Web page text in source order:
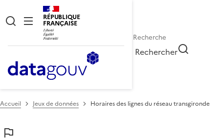
RÉPUBLIQUE
FRANÇAISE
Rechercher
Accueil Jeux de données Horaires des lignes du réseau transgironde